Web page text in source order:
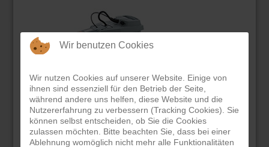
Wir benutzen Cookies
Wir nutzen Cookies auf unserer Website. Einige von
ihnen sind essenziell für den Betrieb der Seite,
während andere uns helfen, diese Website und die
Nutzererfahrung zu verbessern (Tracking Cookies). Sie
können selbst entscheiden, ob Sie die Cookies
zulassen möchten. Bitte beachten Sie, dass bei einer
Ablehnung womöglich nicht mehr alle Funktionalitäten